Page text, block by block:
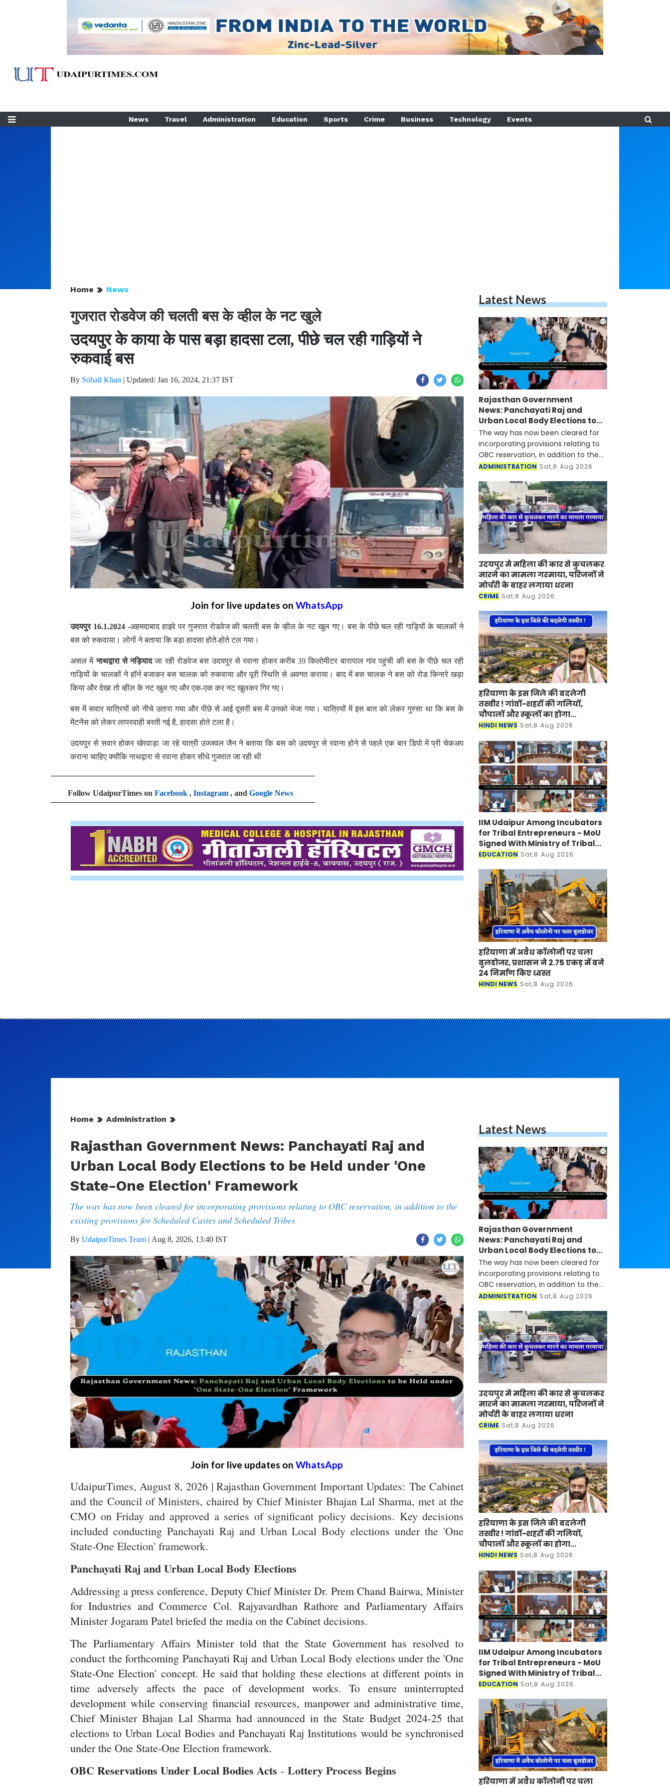
News Travel Administration Education Sports Crime Business Technology Events
Home News
गुजरात रोडवेज की चलती बस के व्हील के नट खुले
उदयपुर के काया के पास बड़ा हादसा टला, पीछे चल रही गाड़ियों ने
रुकवाई बस
By Sohail Khan | Updated: Jan 16, 2024, 21:37 IST
Join for live updates on WhatsApp
उदयपुर 16.1.2024 -अहमदाबाद हाइवे पर गुजरात रोडवेज की चलती बस के व्हील के नट खुल गए। बस के पीछे चल रही गाड़ियों के चालकों ने
बस को रुकवाया। लोगों ने बताया कि बड़ा हादसा होते-होते टल गया।
असल मेंनाथद्वारा से नड़ियादजा रही रोडवेज बस उदयपुर से रवाना होकर करीब 39 किलोमीटर बारापाल गांव पहुंची की बस के पीछे चल रही
गाड़ियों के चालकों ने हॉर्न बजाकर बस चालक को रुकवाया और पूरी स्थिति से अवगत कराया। बाद में बस चालक ने बस को रोड किनारे खड़ा
किया और देखा तो व्हील के नट खुल गए और एक-एक कर नट खुलकर गिर गए।
बस में सवार यात्रियों को नीचे उतारा गया और पीछे से आई दूसरी बस में उनको भेजा गया। यात्रियों में इस बात को लेकर गुस्सा था कि बस के
मेंटनेंस को लेकर लापरवाही बरती गई है, हादसा होते टला है।
उदयपुर से सवार होकर खेरवाड़ा जा रहे यात्री उज्जवल जैन ने बताया कि बस को उदयपुर से रवाना होने से पहले एक बार डिपो में प्री चेकअप
कराना चाहिए क्योंकि नाथद्वारा से रवाना होकर सीधे गुजरात जा रही थी
Follow UdaipurTimes on Facebook , Instagram , and Google News
Latest News
Rajasthan Government
News: Panchayati Raj and
Urban Local Body Elections to
be Held under 'One State-One
Election' Framework
The way has now been cleared for
incorporating provisions relating to
OBC reservation, in addition to the
existing provisions for Scheduled
ADMINISTRATION Sat,8 Aug 2026
उदयपुर मे महिला की कार से कुचलकर
मारने का मामला गरमाया, परिजनों ने
मोर्चरी के बाहर लगाया धरना
CRIME Sat,8 Aug 2026
हरियाणा के इस जिले की बदलेगी
तस्वीर ! गांवों-शहरों की गलियों,
चौपालों और स्कूलों का होगा
कायाकल्प
HINDI NEWS Sat,8 Aug 2026
IIM Udaipur Among Incubators
for Tribal Entrepreneurs - MoU
Signed With Ministry of Tribal
Affairs
EDUCATION Sat,8 Aug 2026
हरियाणा में अवैध कॉलोनी पर चला
बुलडोजर, प्रशासन ने 2.75 एकड़ में बने
24 निर्माण किए ध्वस्त
HINDI NEWS Sat,8 Aug 2026
Home Administration
Rajasthan Government News: Panchayati Raj and
Urban Local Body Elections to be Held under 'One
State-One Election' Framework
The way has now been cleared for incorporating provisions relating to OBC reservation, in addition to the
existing provisions for Scheduled Castes and Scheduled Tribes
By UdaipurTimes Team | Aug 8, 2026, 13:40 IST
Join for live updates on WhatsApp
UdaipurTimes, August 8, 2026 | Rajasthan Government Important Updates: The Cabinet
and the Council of Ministers, chaired by Chief Minister Bhajan Lal Sharma, met at the
CMO on Friday and approved a series of significant policy decisions. Key decisions
included conducting Panchayati Raj and Urban Local Body elections under the 'One
State-One Election' framework.
Panchayati Raj and Urban Local Body Elections
Addressing a press conference, Deputy Chief Minister Dr. Prem Chand Bairwa, Minister
for Industries and Commerce Col. Rajyavardhan Rathore and Parliamentary Affairs
Minister Jogaram Patel briefed the media on the Cabinet decisions.
The Parliamentary Affairs Minister told that the State Government has resolved to
conduct the forthcoming Panchayati Raj and Urban Local Body elections under the 'One
State-One Election' concept. He said that holding these elections at different points in
time adversely affects the pace of development works. To ensure uninterrupted
development while conserving financial resources, manpower and administrative time,
Chief Minister Bhajan Lal Sharma had announced in the State Budget 2024-25 that
elections to Urban Local Bodies and Panchayati Raj Institutions would be synchronised
under the One State-One Election framework.
OBC Reservations Under Local Bodies Acts - Lottery Process Begins
Latest News
Rajasthan Government
News: Panchayati Raj and
Urban Local Body Elections to
be Held under 'One State-One
Election' Framework
The way has now been cleared for
incorporating provisions relating to
OBC reservation, in addition to the
existing provisions for Scheduled
ADMINISTRATION Sat,8 Aug 2026
उदयपुर मे महिला की कार से कुचलकर
मारने का मामला गरमाया, परिजनों ने
मोर्चरी के बाहर लगाया धरना
CRIME Sat,8 Aug 2026
हरियाणा के इस जिले की बदलेगी
तस्वीर ! गांवों-शहरों की गलियों,
चौपालों और स्कूलों का होगा
कायाकल्प
HINDI NEWS Sat,8 Aug 2026
IIM Udaipur Among Incubators
for Tribal Entrepreneurs - MoU
Signed With Ministry of Tribal
Affairs
EDUCATION Sat,8 Aug 2026
हरियाणा में अवैध कॉलोनी पर चला